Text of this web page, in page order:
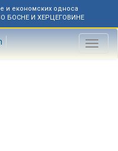
и економских односа
БОСНЕ И ХЕРЦЕГОВИНЕ
Toggle